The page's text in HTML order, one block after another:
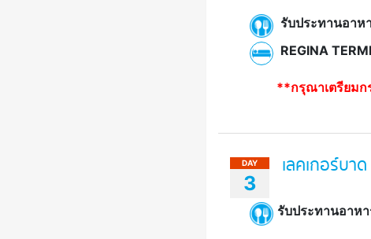
รับประทานอาห
REGINA
**กรุณาเตรียมก
DAY
3
เลคเกอร์บา
รับประทานอาห